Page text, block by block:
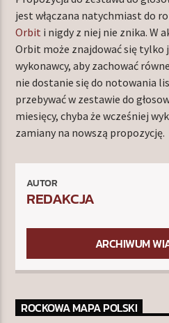
jest włączana natychmiast do
Orbit i nigdy z niej nie znika. W
Orbit może znajdować się tylko
wykonawcy, aby zachować
nie dostanie się do notowania
przebywać w zestawie do
miesięcy, chyba że wcześniej
zamiany na nowszą propozycję.
AUTOR
REDAKCJA
ARCHIWUM
ROCKOWA MAPA POLSKI